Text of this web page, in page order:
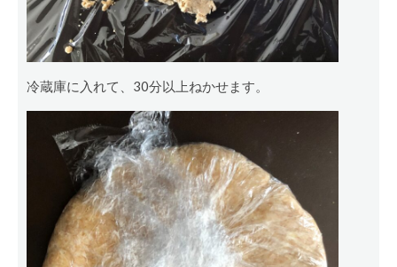
冷蔵庫に入れて、30分以上ねかせます。